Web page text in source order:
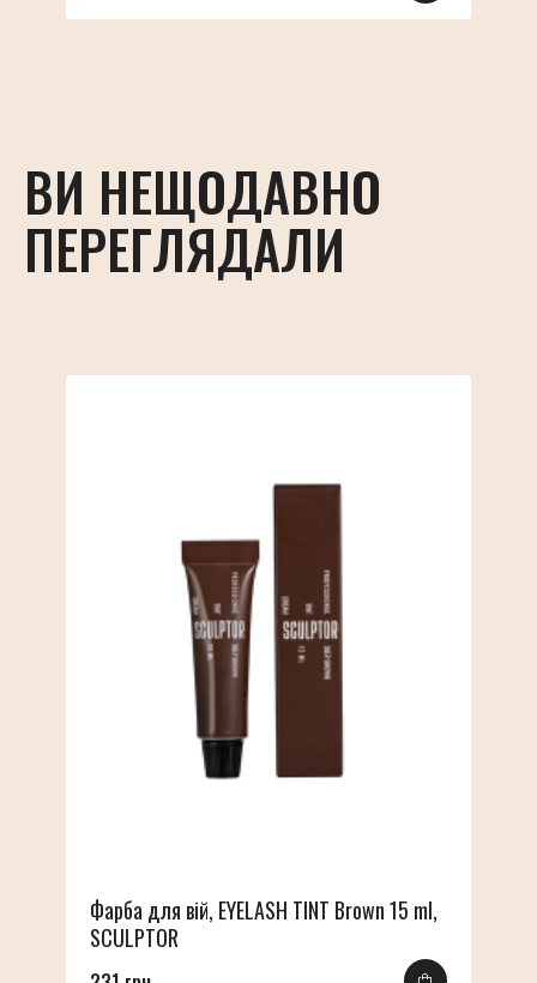
Фарба для вій, EYELASH TINT Brown 15 ml,
SCULPTOR
ВИ НЕЩОДАВНО
ПЕРЕГЛЯДАЛИ